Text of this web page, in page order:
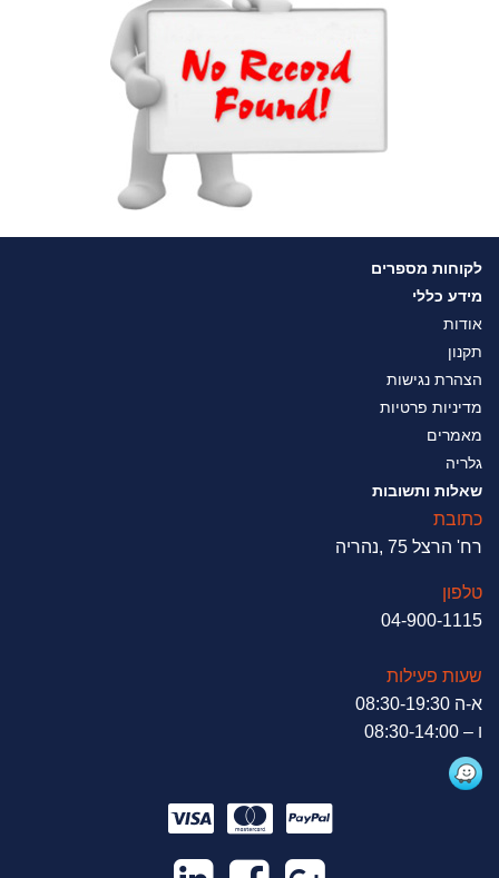
לקוחות מספרים
מידע כללי
אודות
תקנון
הצהרת נגישות
מדיניות פרטיות
מאמרים
גלריה
שאלות ותשובות
כתובת
רח' הרצל 75 ,נהריה
טלפון
04-900-1115
שעות פעילות
א-ה 08:30-19:30
ו – 08:30-14:00